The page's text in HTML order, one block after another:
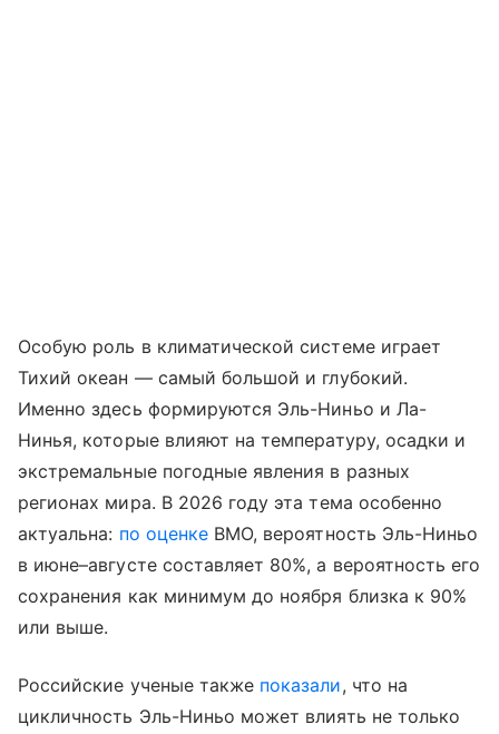
Особую роль в климатической системе играет
Тихий океан — самый большой и глубокий.
Именно здесь формируются Эль-Ниньо и Ла-
Нинья, которые влияют на температуру, осадки и
экстремальные погодные явления в разных
регионах мира. В 2026 году эта тема особенно
актуальна: по оценкеВМО, вероятность Эль-Ниньо
в июне–августе составляет 80%, а вероятность его
сохранения как минимум до ноября близка к 90%
или выше.
Российские ученые также показали, что на
цикличность Эль-Ниньо может влиять не только